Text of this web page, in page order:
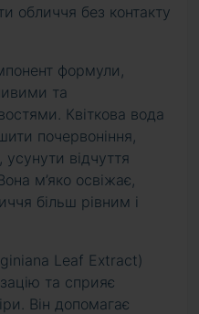
обличчя без контакту
формули,
та
Квіткова вода
почервоніння,
усунути відчуття
м’яко освіжає,
більш рівним і
Leaf Extract)
та сприяє
Він допомагає